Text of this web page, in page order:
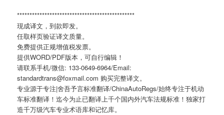
***********************************************
现成译文，到款即发。
任取样页验证译文质量。
免费提供正规增值税发票。
提供WORD/PDF版本，可自行编辑！
请联系手机/微信: 133-0649-6964/Email:
standardtrans@foxmail.com 购买完整译文。
专业源于专注|舍吾予言标准翻译/ChinaAutoRegs/始终专注于机动
车标准翻译！迄今为止已翻译上千个国内外汽车法规标准！独家打
造千万级汽车专业术语库和记忆库。